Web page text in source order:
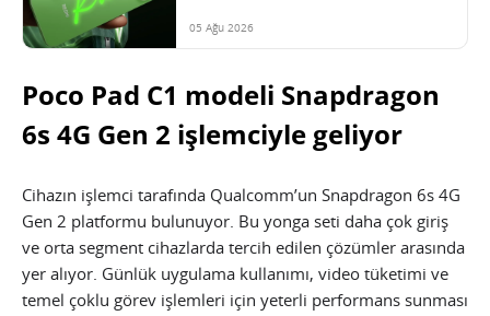
05 Ağu 2026
Poco Pad C1 modeli Snapdragon
6s 4G Gen 2 işlemciyle geliyor
Cihazın işlemci tarafında Qualcomm’un Snapdragon 6s 4G
Gen 2 platformu bulunuyor. Bu yonga seti daha çok giriş
ve orta segment cihazlarda tercih edilen çözümler arasında
yer alıyor. Günlük uygulama kullanımı, video tüketimi ve
temel çoklu görev işlemleri için yeterli performans sunması